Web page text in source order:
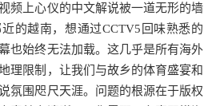
频上心仪的中文解说被一道无形的墙
的越南，想通过CCTV5回味熟悉的
也始终无法加载。这几乎是所有海外
理限制，让我们与故乡的体育盛宴和
氛围咫尺天涯。问题的根源在于版权